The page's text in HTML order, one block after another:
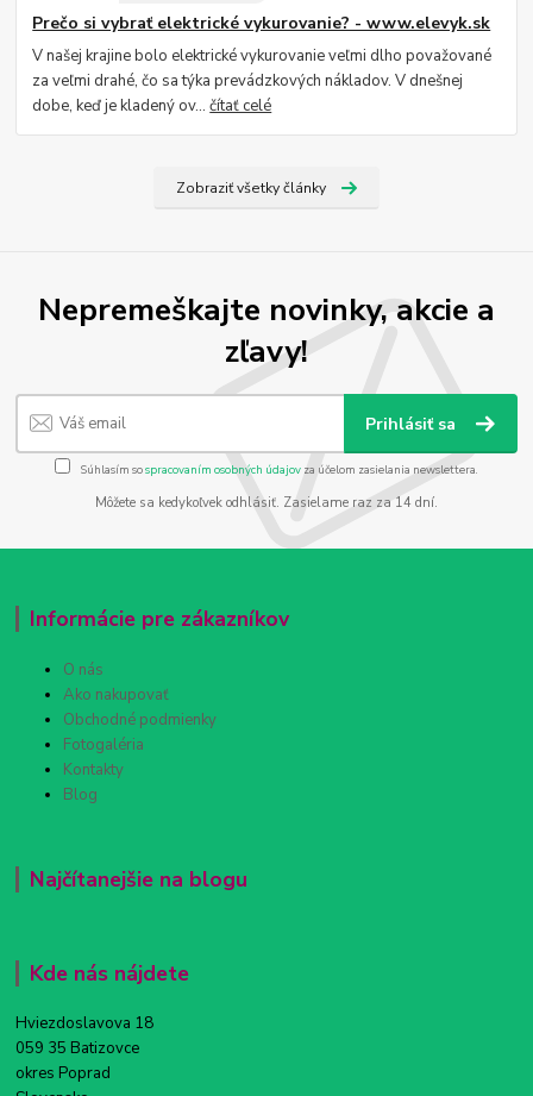
Prečo si vybrať elektrické vykurovanie? - www.elevyk.sk
V našej krajine bolo elektrické vykurovanie veľmi dlho považované
za veľmi drahé, čo sa týka prevádzkových nákladov. V dnešnej
dobe, keď je kladený ov...čítať celé
Zobraziť všetky články
Nepremeškajte novinky, akcie a
zľavy!
Prihlásiť sa
Súhlasím sospracovaním osobných údajov za účelom zasielania newslettera.
Môžete sa kedykoľvek odhlásiť. Zasielame raz za 14 dní.
Informácie pre zákazníkov
O nás
Ako nakupovať
Obchodné podmienky
Fotogaléria
Kontakty
Blog
Najčítanejšie na blogu
Kde nás nájdete
Hviezdoslavova 18
059 35 Batizovce
okres Poprad